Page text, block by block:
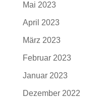
Mai 2023
April 2023
März 2023
Februar 2023
Januar 2023
Dezember 2022